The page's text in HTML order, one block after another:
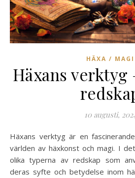
HÄXA / MAGI
Häxans verktyg
10 augusti,
Häxans verktyg är en fascinerande del av den mystiska
världen av häxkonst och magi. I
olika typerna av redskap som
deras syfte och betydelse inom